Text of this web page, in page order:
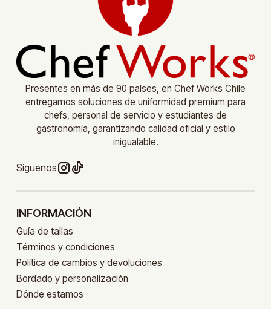
Presentes en más de 90 países, en Chef Works Chile
entregamos soluciones de uniformidad premium para
chefs, personal de servicio y estudiantes de
gastronomía, garantizando calidad oficial y estilo
inigualable.
Síguenos
INFORMACIÓN
Guía de tallas
Términos y condiciones
Política de cambios y devoluciones
Bordado y personalización
Dónde estamos